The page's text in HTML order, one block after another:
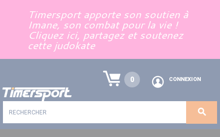
Timersport apporte son soutien à
Imane, son combat pour la vie !
Cliquez ici, partagez et soutenez
cette judokate
0 CONNEXION